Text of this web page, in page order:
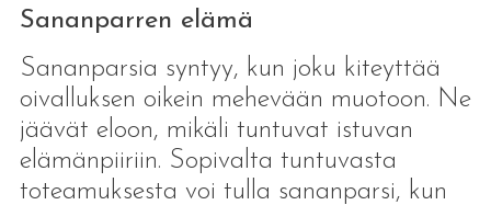
Sananparren elämä
Sananparsia syntyy, kun joku kiteyttää
oivalluksen oikein mehevään muotoon. Ne
jäävät eloon, mikäli tuntuvat istuvan
elämänpiiriin. Sopivalta tuntuvasta
toteamuksesta voi tulla sananparsi, kun